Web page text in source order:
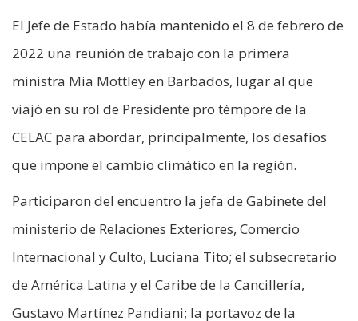
El Jefe de Estado había mantenido el 8 de febrero de
2022 una reunión de trabajo con la primera
ministra Mia Mottley en Barbados, lugar al que
viajó en su rol de Presidente pro témpore de la
CELAC para abordar, principalmente, los desafíos
que impone el cambio climático en la región.
Participaron del encuentro la jefa de Gabinete del
ministerio de Relaciones Exteriores, Comercio
Internacional y Culto, Luciana Tito; el subsecretario
de América Latina y el Caribe de la Cancillería,
Gustavo Martínez Pandiani; la portavoz de la